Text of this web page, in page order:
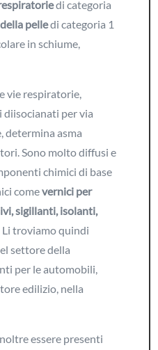
di categoria
pelledi categoria 1
in schiume,
vie respiratorie,
diisocianati per via
determina asma
Sono molto diffusi e
chimici di base
comevernici per
sigillanti, isolanti,
Li troviamo quindi
settore della
per le automobili,
edilizio, nella
essere presenti